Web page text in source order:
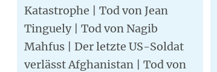
Katastrophe | Tod von Jean
Tinguely | Tod von Nagib
Mahfus | Der letzte US-Soldat
verlässt Afghanistan | Tod von